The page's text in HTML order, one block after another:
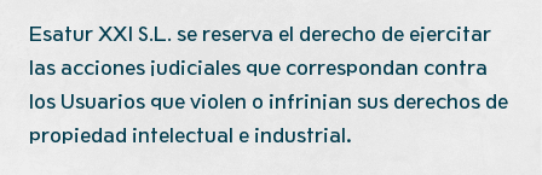
Esatur XXI S.L. se reserva el derecho de ejercitar
las acciones judiciales que correspondan contra
los Usuarios que violen o infrinjan sus derechos de
propiedad intelectual e industrial .